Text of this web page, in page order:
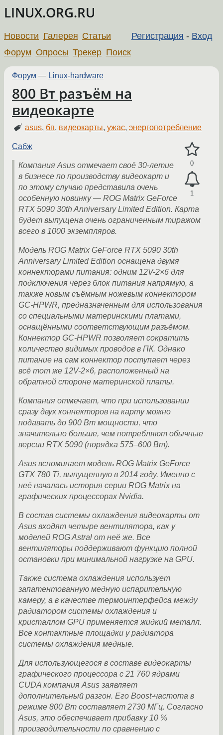
LINUX.ORG.RU
Регистрация - Вход
Новости Галерея Статьи
Форум Опросы Трекер Поиск
Форум — Linux-hardware
800 Вт разъём на
видеокарте
asus, бп, видеокарты,ужас,энергопотребление
0
1
Сабж
Компания Asus отмечает своё 30-летие
в бизнесе по производству видеокарт и
по этому случаю представила очень
особенную новинку — ROG Matrix GeForce
RTX 5090 30th Anniversary Limited Edition. Карта
будет выпущена очень ограниченным тиражом
всего в 1000 экземпляров.
Модель ROG Matrix GeForce RTX 5090 30th
Anniversary Limited Edition оснащена двумя
коннекторами питания: одним 12V-2×6 для
подключения через блок питания напрямую, а
также новым съёмным ножевым коннектором
GC-HPWR, предназначенным для использования
со специальными материнскими платами,
оснащёнными соответствующим разъёмом.
Коннектор GC-HPWR позволяет сократить
количество видимых проводов в ПК. Однако
питание на сам коннектор поступает через
всё тот же 12V-2×6, расположенный на
обратной стороне материнской платы.
Компания отмечает, что при использовании
сразу двух коннекторов на карту можно
подавать до 900 Вт мощности, что
значительно больше, чем потребляют обычные
версии RTX 5090 (порядка 575–600 Вт).
Asus вспоминает модель ROG Matrix GeForce
GTX 780 Ti, выпущенную в 2014 году. Именно с
неё началась история серии ROG Matrix на
графических процессорах Nvidia.
В состав системы охлаждения видеокарты от
Asus входят четыре вентилятора, как у
моделей ROG Astral от неё же. Все
вентиляторы поддерживают функцию полной
остановки при минимальной нагрузке на GPU.
Также система охлаждения использует
запатентованную медную испарительную
камеру, а в качестве термоинтерфейса между
радиатором системы охлаждения и
кристаллом GPU применяется жидкий металл.
Все контактные площадки у радиатора
системы охлаждения медные.
Для использующегося в составе видеокарты
графического процессора с 21 760 ядрами
CUDA компания Asus заявляет
дополнительный разгон. Его Boost-частота в
режиме 800 Вт составляет 2730 МГц. Согласно
Asus, это обеспечивает прибавку 10 %
производительности по сравнению с